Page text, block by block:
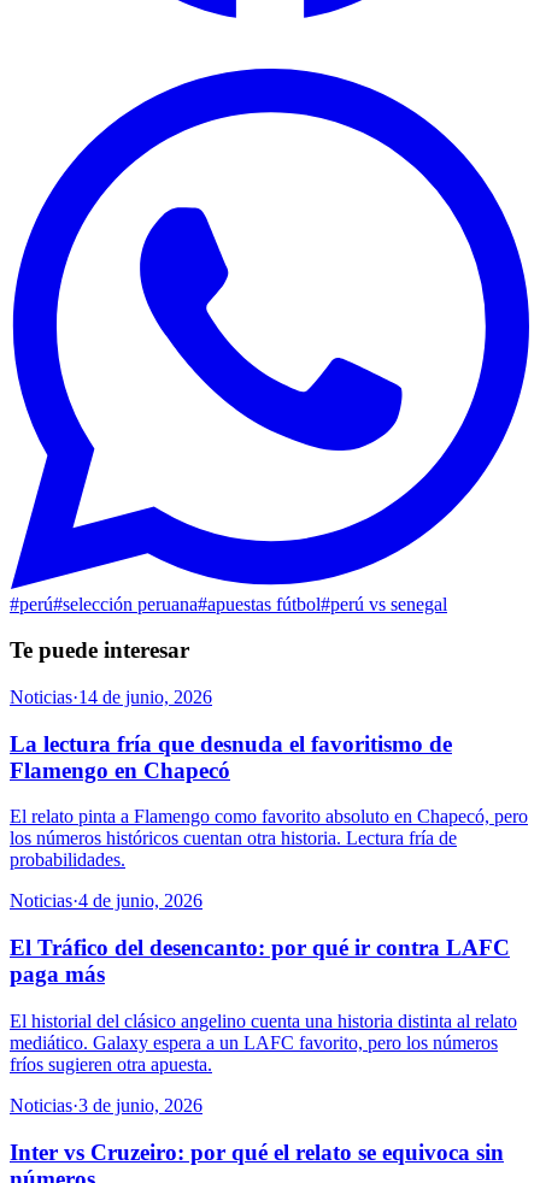
#perú#selección peruana#apuestas fútbol#perú vs senegal
Te puede interesar
Noticias·14 de junio, 2026
La lectura fría que desnuda el favoritismo de
Flamengo en Chapecó
El relato pinta a Flamengo como favorito absoluto en Chapecó, pero
los números históricos cuentan otra historia. Lectura fría de
probabilidades.
Noticias·4 de junio, 2026
El Tráfico del desencanto: por qué ir contra LAFC
paga más
El historial del clásico angelino cuenta una historia distinta al relato
mediático. Galaxy espera a un LAFC favorito, pero los números
fríos sugieren otra apuesta.
Noticias·3 de junio, 2026
Inter vs Cruzeiro: por qué el relato se equivoca sin